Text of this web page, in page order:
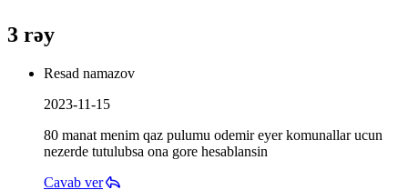
3 rəy
Resad namazov
2023-11-15
80 manat menim qaz pulumu odemir eyer komunallar ucun
nezerde tutulubsa ona gore hesablansin
Cavab ver